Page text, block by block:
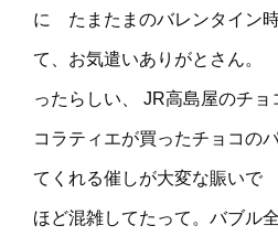
に たまたまのバレンタイン
て、お気遣いありがとさん。
ったらしい、 JR高島屋のチョ
コラティエが買ったチョコの
てくれる催しが大変な賑いで
ほど混雑してたって。バブル